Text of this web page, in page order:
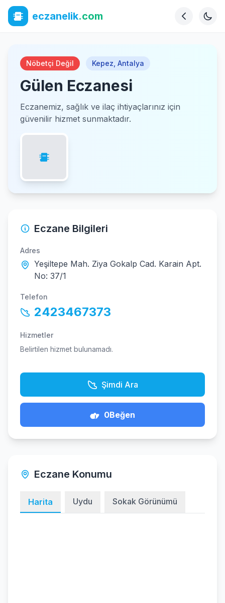
eczanelik.com
Nöbetçi Değil Kepez Antalya
Gülen Eczanesi
Eczanemiz, sağlık ve ilaç ihtiyaçlarınız için
güvenilir hizmet sunmaktadır.
Eczane Bilgileri
Adres
Yeşiltepe Mah. Ziya Gokalp Cad. Karain Apt.
No: 37/1
Telefon
2423467373
Hizmetler
Belirtilen hizmet bulunamadı.
Şimdi Ara
0Beğen
Eczane Konumu
Harita Uydu Sokak Görünümü